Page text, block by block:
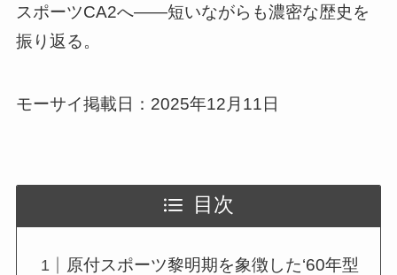
スポーツCA2へ――短いながらも濃密な歴史を
振り返る。
モーサイ掲載日：2025年12月11日
目次
原付スポーツ黎明期を象徴した‘60年型